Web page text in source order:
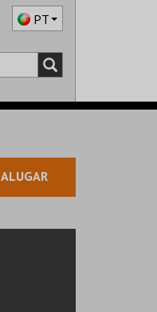
PT
ALUGAR